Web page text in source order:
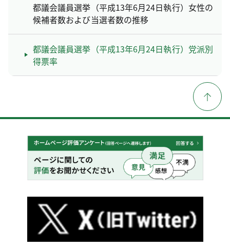
都議会議員選挙（平成13年6月24日執行）女性の
候補者数および当選者数の推移
都議会議員選挙（平成13年6月24日執行）党派別
得票率